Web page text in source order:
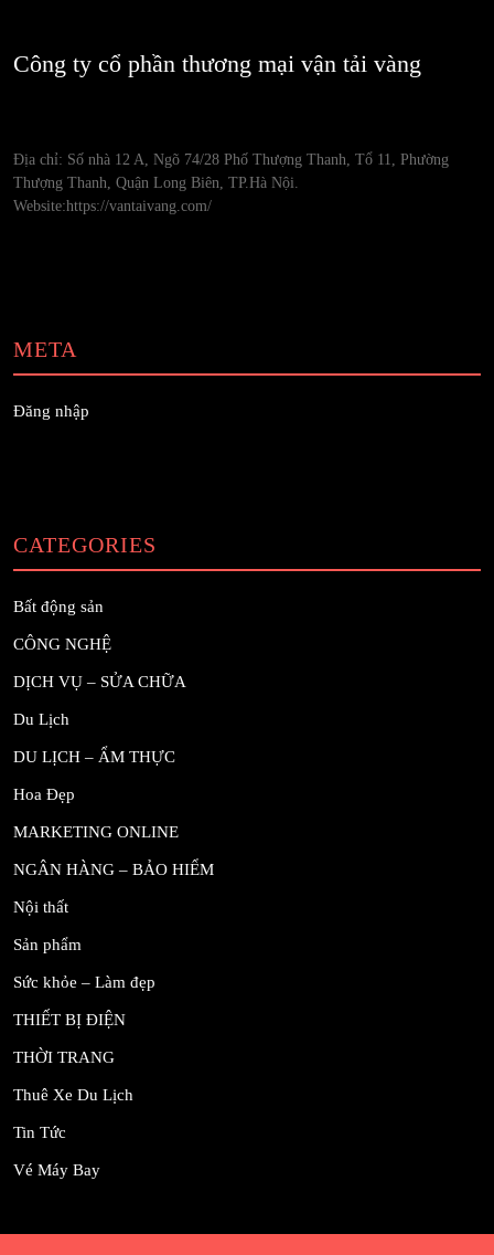
Công ty cổ phần thương mại vận tải vàng
Địa chỉ: Số nhà 12 A, Ngõ 74/28 Phố Thượng Thanh, Tổ 11, Phường
Thượng Thanh, Quận Long Biên, TP.Hà Nội.
Website:https://vantaivang.com/
META
Đăng nhập
CATEGORIES
Bất động sản
CÔNG NGHỆ
DỊCH VỤ – SỬA CHỮA
Du Lịch
DU LỊCH – ẨM THỰC
Hoa Đẹp
MARKETING ONLINE
NGÂN HÀNG – BẢO HIỂM
Nội thất
Sản phẩm
Sức khỏe – Làm đẹp
THIẾT BỊ ĐIỆN
THỜI TRANG
Thuê Xe Du Lịch
Tin Tức
Vé Máy Bay